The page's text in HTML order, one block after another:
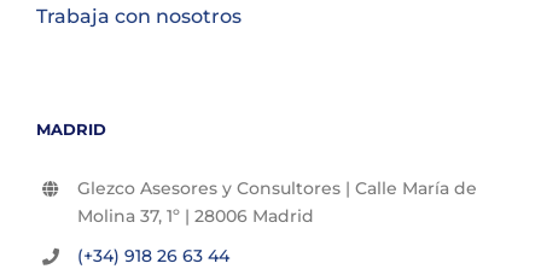
Trabaja con nosotros
MADRID
Glezco Asesores y Consultores | Calle María de
Molina 37, 1º | 28006 Madrid
(+34) 918 26 63 44